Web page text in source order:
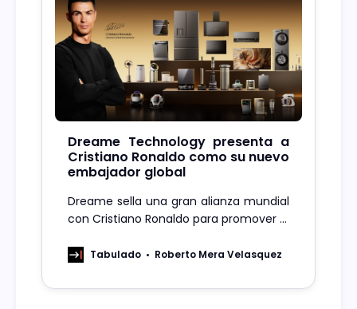
Dreame Technology presenta a
Cristiano Ronaldo como su nuevo
embajador global
Dreame sella una gran alianza mundial
con Cristiano Ronaldo para promover el
tecnología inteligente.
Tabulado Roberto Mera Velasquez